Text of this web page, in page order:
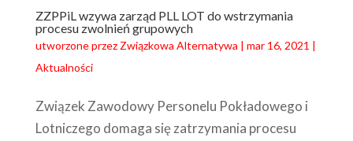
ZZPPiL wzywa zarząd PLL LOT do wstrzymania
procesu zwolnień grupowych
utworzone przez Związkowa Alternatywa | mar 16, 2021 |
Aktualności
Związek Zawodowy Personelu Pokładowego i
Lotniczego domaga się zatrzymania procesu